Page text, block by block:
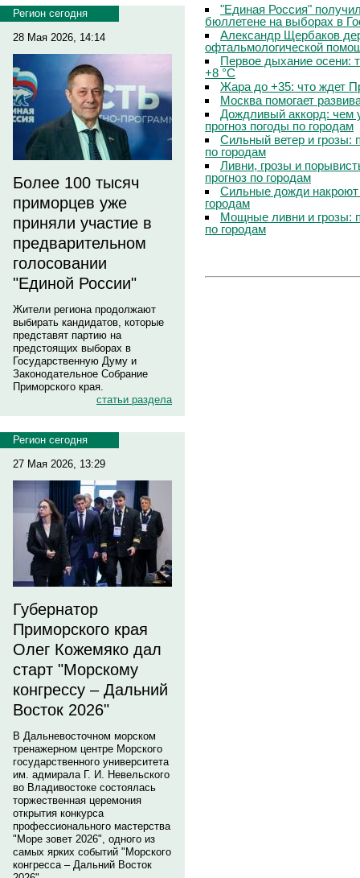
Регион сегодня
28 Мая 2026, 14:14
Более 100 тысяч
приморцев уже
приняли участие в
предварительном
голосовании
"Единой России"
Жители региона продолжают
выбирать кандидатов, которые
представят партию на
предстоящих выборах в
Государственную Думу и
Законодательное Собрание
Приморского края.
статьи раздела
Регион сегодня
27 Мая 2026, 13:29
Губернатор
Приморского края
Олег Кожемяко дал
старт "Морскому
конгрессу – Дальний
Восток 2026"
В Дальневосточном морском
тренажерном центре Морского
государственного университета
им. адмирала Г. И. Невельского
во Владивостоке состоялась
торжественная церемония
открытия конкурса
профессионального мастерства
"Море зовет 2026", одного из
самых ярких событий "Морского
конгресса – Дальний Восток
"Единая Россия"
бюллетене на выборах в
Александр Щербаков
офтальмологической
Первое дыхание осени:
+8 °C
Жара до +35: что ждет
Москва помогает
Дождливый аккорд: чем
прогноз погоды по городам
Сильный ветер и грозы:
по городам
Ливни, грозы и
прогноз по городам
Сильные дожди
городам
Мощные ливни и грозы:
по городам